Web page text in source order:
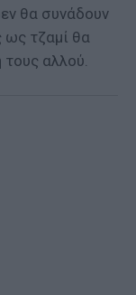
θα συνάδουν
ως τζαμί θα
τους αλλού.